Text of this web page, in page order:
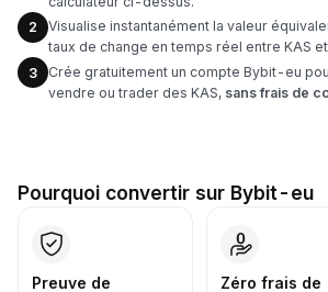
2
Visualise instantanément la valeur
taux de change en temps réel entre KAS et
3
Crée gratuitement un compte Bybit-eu
vendre ou trader des KAS, sans frais de
Pourquoi convertir sur Bybit-eu
Preuve de
Zéro frais de